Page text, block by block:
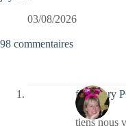
03/08/2026
98 commentaires
fabymary
tiens nous